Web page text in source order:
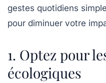
gestes quotidiens
pour diminuer votre
1. Optez pour
écologiques